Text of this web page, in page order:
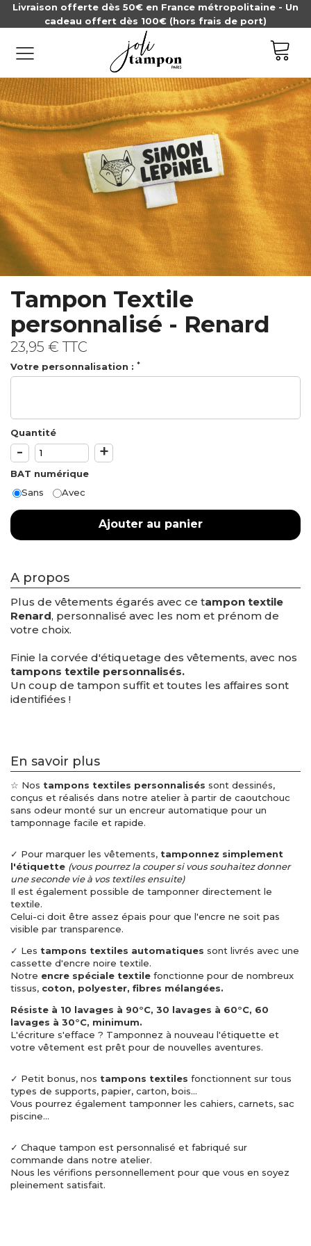
Livraison offerte dès 50€ en France métropolitaine - Un
cadeau offert dès 100€ (hors frais de port)
Tampon Textile
personnalisé - Renard
23,95 € TTC
Votre personnalisation : *
Quantité
- +
BAT numérique
Sans
Avec
Ajouter au panier
A propos
Plus de vêtements égarés avec ce tampon textile
Renard, personnalisé avec les nom et prénom de
votre choix.
Finie la corvée d'étiquetage des vêtements, avec nos
tampons textile personnalisés.
Un coup de tampon suffit et toutes les affaires sont
identifiées !
En savoir plus
☆ Nos tampons textiles personnalisés sont dessinés,
conçus et réalisés dans notre atelier à partir de caoutchouc
sans odeur monté sur un encreur automatique pour un
tamponnage facile et rapide.
✓ Pour marquer les vêtements, tamponnez simplement
l'étiquette (vous pourrez la couper si vous souhaitez donner
une seconde vie à vos textiles ensuite)
Il est également possible de tamponner directement le
textile.
Celui-ci doit être assez épais pour que l'encre ne soit pas
visible par transparence.
✓ Les tampons textiles automatiques sont livrés avec une
cassette d'encre noire textile.
Notre encre spéciale textile fonctionne pour de nombreux
tissus, coton, polyester, fibres mélangées.
Résiste à 10 lavages à 90°C, 30 lavages à 60°C, 60
lavages à 30°C, minimum.
L'écriture s'efface ? Tamponnez à nouveau l'étiquette et
votre vêtement est prêt pour de nouvelles aventures.
✓ Petit bonus, nos tampons textiles fonctionnent sur tous
types de supports, papier, carton, bois...
Vous pourrez également tamponner les cahiers, carnets, sac
piscine...
✓ Chaque tampon est personnalisé et fabriqué sur
commande dans notre atelier.
Nous les vérifions personnellement pour que vous en soyez
pleinement satisfait.